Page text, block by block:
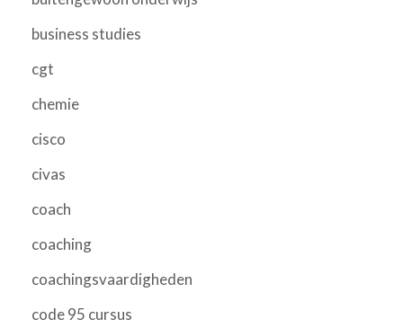
business studies
cgt
chemie
cisco
civas
coach
coaching
coachingsvaardigheden
code 95 cursus